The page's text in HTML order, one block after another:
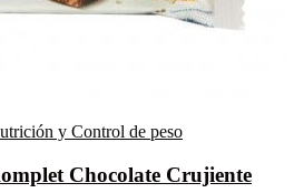
y Control de peso
Chocolate Crujiente